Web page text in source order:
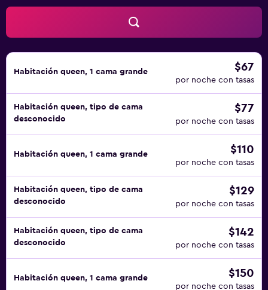
Habitación queen, 1 cama grande $67
por noche con tasas
Habitación queen, tipo de cama
desconocido
$77
por noche con tasas
Habitación queen, 1 cama grande $110
por noche con tasas
Habitación queen, tipo de cama
desconocido
$129
por noche con tasas
Habitación queen, tipo de cama
desconocido
$142
por noche con tasas
Habitación queen, 1 cama grande $150
por noche con tasas